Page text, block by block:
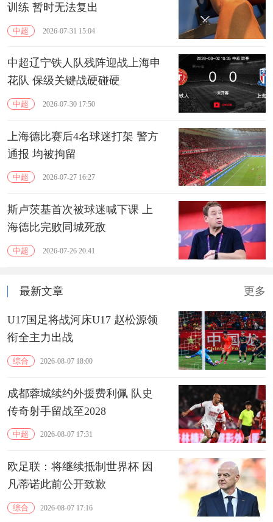
训练 暂时无法复出
中超 2026-07-31 15:04
中超辽宁铁人队残阵迎战上海申
花队 保级关键战硬碰硬
中超 2026-07-30 17:50
上海德比赛后4名球迷打架 警方
通报 均被拘留
中超 2026-07-27 16:27
斯卢茨基首次被球迷喊下课 上
海德比完败同城死敌
中超 2026-07-26 20:41
最新文章 更多
U17国足将战河床U17 赵松源领
衔全主力出战
综合 2026-08-07 18:00
成都蓉城续约外援费利佩 队史
传奇射手留战至2028
中超 2026-08-07 17:31
欧足联：将继续抵制世界杯 因
凡蒂诺此前公开致歉
综合 2026-08-07 17:16